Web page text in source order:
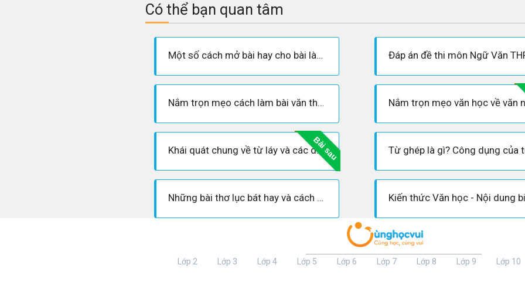
Có thể bạn quan tâm
Một số cách mở bài hay cho bài làm nghị luận văn học trong đề thi THPT quốc gia
Nắm trọn mẹo cách làm bài văn thuyết minh hay nhất
Bài sau
Khái quát chung về từ láy và các dạng từ thường gặp trong Văn học
Những bài thơ lục bát hay và cách tự làm bài thơ lục bát chuẩn nhất
Lớp 2 Lớp 3 Lớp 4 Lớp 5 Lớp 6 Lớp 7 Lớp 8 Lớp 9 Lớp 10